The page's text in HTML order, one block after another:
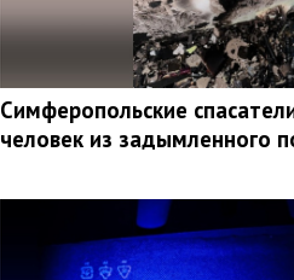
Симферопольские
человек из задымленного